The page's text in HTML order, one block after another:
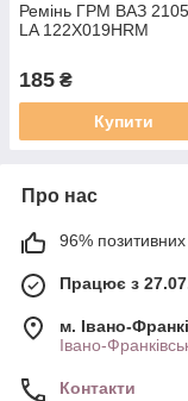
Ремінь ГРМ ВАЗ
LA 122X019HRM
185 ₴
Купити
Про нас
96% позитивних
Працює з
м. Івано-
Івано-
Контакти